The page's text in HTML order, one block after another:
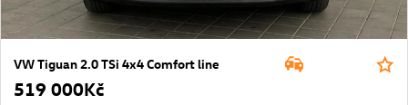
VW Tiguan 2.0 TSi 4x4 Comfort line
519 000Kč